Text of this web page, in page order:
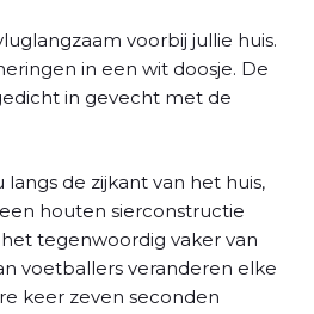
voorbij jullie huis.
in een wit doosje. De
in gevecht met de
de zijkant van het huis,
houten sierconstructie
tegenwoordig vaker van
voetballers veranderen elke
keer zeven seconden